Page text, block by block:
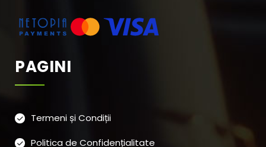
PAGINI
Termeni și Condiții
Politica de Confidențialitate